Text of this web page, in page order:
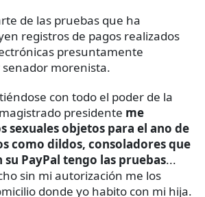
de las pruebas que ha
registros de pagos realizados
presuntamente
morenista.
con todo el poder de la
presidente me
sexuales objetos para el ano de
como dildos, consoladores que
PayPal tengo las pruebas...
sin mi autorización me los
donde yo habito con mi hija.